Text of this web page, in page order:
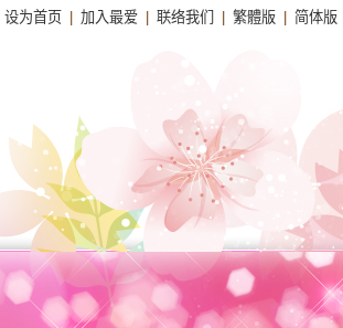
设为首页 加入最爱 联络我们 繁體版 简体版